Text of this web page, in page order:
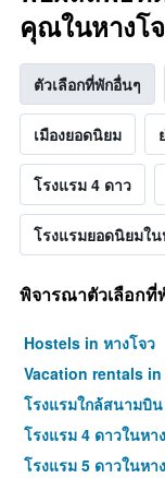
คุณในหางโ
ตัวเลือกที่พักอื่นๆ
เมืองยอดนิยม
โรงแรม 4 ดาว
โรงแรมยอดนิยมใน
พิจารณาตัวเลือกที่
Hostels in หางโจว
Vacation rentals in
โรงแรมใกล้สนามบิ
โรงแรม 4 ดาวในหา
โรงแรม 5 ดาวในหา